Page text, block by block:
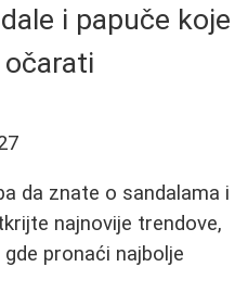
i papuče koje
da znate o sandalama i
najnovije trendove,
pronaći najbolje